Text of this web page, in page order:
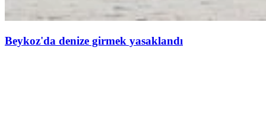
Beykoz'da denize girmek yasaklandı